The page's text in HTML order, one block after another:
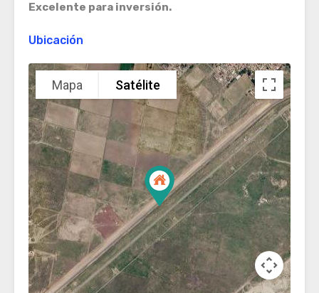
Excelente para inversión.
Ubicación
Mapa Satélite